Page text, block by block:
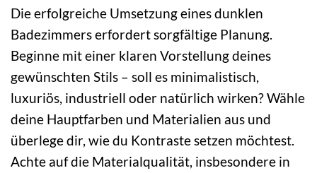
Die erfolgreiche Umsetzung eines dunklen
Badezimmers erfordert sorgfältige Planung.
Beginne mit einer klaren Vorstellung deines
gewünschten Stils – soll es minimalistisch,
luxuriös, industriell oder natürlich wirken? Wähle
deine Hauptfarben und Materialien aus und
überlege dir, wie du Kontraste setzen möchtest.
Achte auf die Materialqualität, insbesondere in